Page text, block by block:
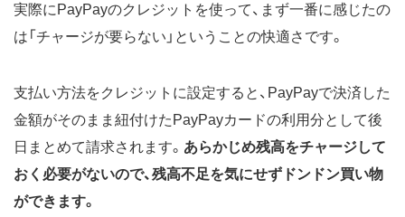
実際にPayPayのクレジットを使って、まず一番に感じたの
は「チャージが要らない」ということの快適さです。
支払い方法をクレジットに設定すると、PayPayで決済した
金額がそのまま紐付けたPayPayカードの利用分として後
日まとめて請求されます。 あらかじめ残高をチャージして
おく必要がないので、残高不足を気にせずドンドン買い物
ができます。